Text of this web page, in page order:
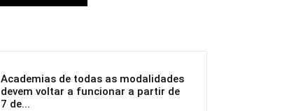
Academias de todas as modalidades
devem voltar a funcionar a partir de
7 de...